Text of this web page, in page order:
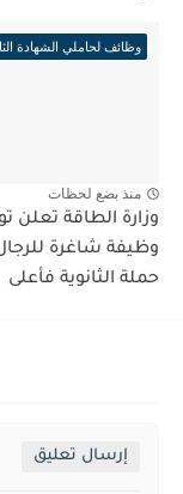
وظائف لحاملي الشهادة
منذ بضع لحظات
وظيفة شاغرة
حملة الثانوية فأعلى
إرسال تعليق